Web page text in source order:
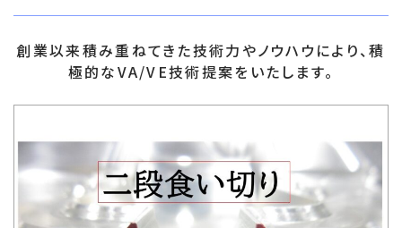
創業以来積み重ねてきた技術力やノウハウにより、積
極的なVA/VE技術提案をいたします。